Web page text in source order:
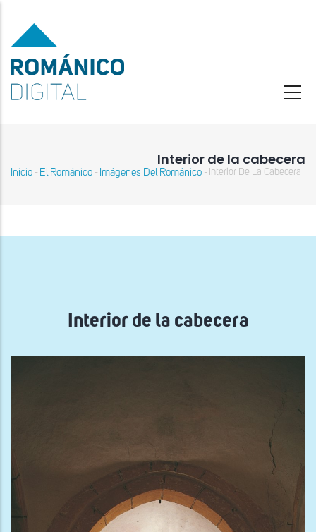
contenido
principal
Interior de la cabecera
Sobrescribir
navegación
Inicio - El Románico - Imágenes Del Románico - Interior De La Cabecera
Interior de la cabecera